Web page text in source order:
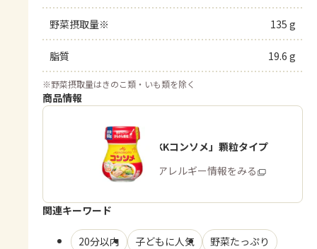
野菜摂取量※ 135 g
脂質 19.6 g
※野菜摂取量はきのこ類・いも類を除く
商品情報
「味の素KKコンソメ」顆粒タイプ
商品・アレルギー情報をみる
関連キーワード
20分以内 子どもに人気
野菜たっぷり